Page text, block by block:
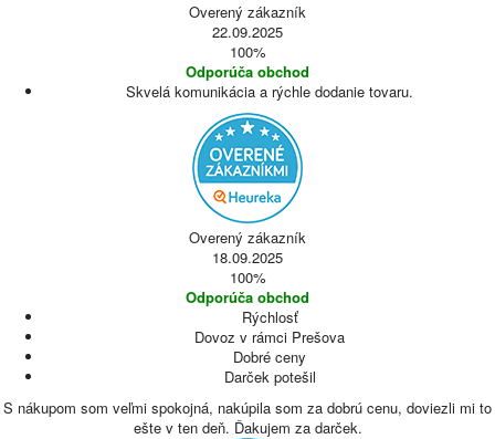
Overený zákazník
22.09.2025
100%
Odporúča obchod
Skvelá komunikácia a rýchle dodanie tovaru.
Overený zákazník
18.09.2025
100%
Odporúča obchod
Rýchlosť
Dovoz v rámci Prešova
Dobré ceny
Darček potešil
S nákupom som veľmi spokojná, nakúpila som za dobrú cenu, doviezli mi to
ešte v ten deň. Ďakujem za darček.